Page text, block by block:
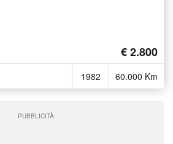
€ 2.800
1982 60.000 Km
PUBBLICITÀ